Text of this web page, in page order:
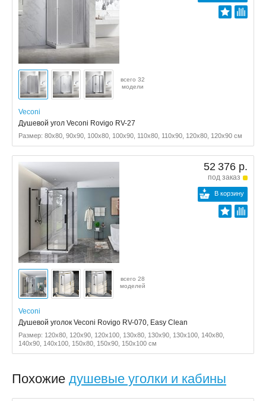
всего 32
модели
Veconi
Душевой угол Veconi Rovigo RV-27
Размер: 80x80, 90x90, 100x80, 100x90, 110x80, 110x90, 120x80, 120x90 см
52 376 р.
под заказ
В корзину
всего 28
моделей
Veconi
Душевой уголок Veconi Rovigo RV-070, Easy Clean
Размер: 120x80, 120x90, 120x100, 130x80, 130x90, 130x100, 140x80,
140x90, 140x100, 150x80, 150x90, 150x100 см
Похожие душевые уголки и кабины